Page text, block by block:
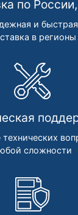
по
и быстрая
в регионы
сложности